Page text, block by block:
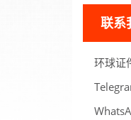
联系
环球证